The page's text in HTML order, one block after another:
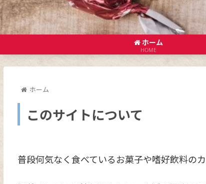
ホーム
HOME
ホーム
このサイトについて
普段何気なく食べているお菓子や嗜好飲料の